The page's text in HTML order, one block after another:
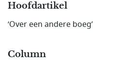
Hoofdartikel
‘Over een andere boeg’
Column